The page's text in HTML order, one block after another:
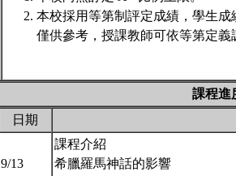
本校採用等第制評定成績，學生
僅供參考，授課教師可依等第定
課程進
日期
9/13
課程介紹
希臘羅馬神話的影響